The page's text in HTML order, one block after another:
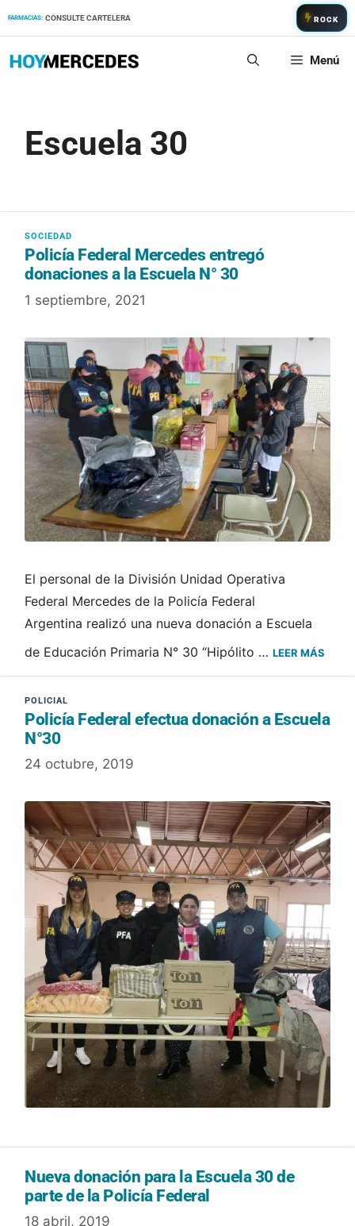
FARMACIAS: CONSULTE CARTELERA ROCK
Menú
Escuela 30
Policía Federal Mercedes entregó
donaciones a la Escuela N° 30
1 septiembre, 2021
El personal de la División Unidad Operativa
Federal Mercedes de la Policía Federal
Argentina realizó una nueva donación a Escuela
de Educación Primaria N° 30 “Hipólito … LEER MÁS
Policía Federal efectua donación a Escuela
N°30
24 octubre, 2019
Nueva donación para la Escuela 30 de
parte de la Policía Federal
18 abril, 2019